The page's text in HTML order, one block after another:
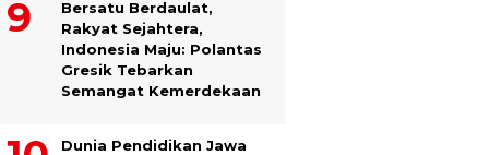
Bersatu Berdaulat,
Rakyat Sejahtera,
Indonesia Maju: Polantas
Gresik Tebarkan
Semangat Kemerdekaan
Dunia Pendidikan Jawa